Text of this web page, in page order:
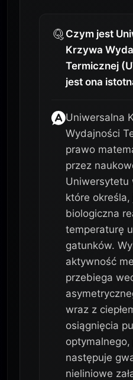
Czym jest
Krzywa
Termicznej
jest ona
Uniwersalna
Wydajności
prawo
przez
Uniwersytetu
które
biologiczna
temperaturę
gatunków.
aktywność
przebiega
wraz z
osiągnięcia
następuje
nieliniowe